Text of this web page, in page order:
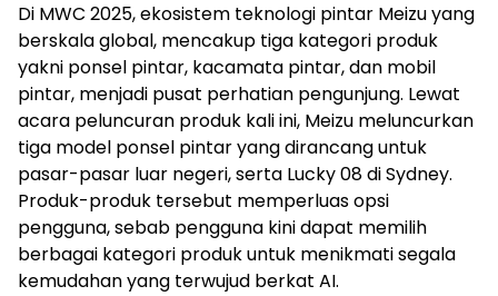
Di MWC 2025, ekosistem teknologi pintar Meizu yang
berskala global, mencakup tiga kategori produk
yakni ponsel pintar, kacamata pintar, dan mobil
pintar, menjadi pusat perhatian pengunjung. Lewat
acara peluncuran produk kali ini, Meizu meluncurkan
tiga model ponsel pintar yang dirancang untuk
pasar-pasar luar negeri, serta Lucky 08 di Sydney.
Produk-produk tersebut memperluas opsi
pengguna, sebab pengguna kini dapat memilih
berbagai kategori produk untuk menikmati segala
kemudahan yang terwujud berkat AI.